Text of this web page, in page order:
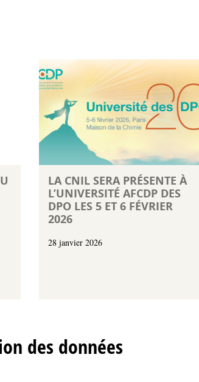
LA CNIL SERA PRÉSENTE À
L’UNIVERSITÉ AFCDP DES
DPO LES 5 ET 6 FÉVRIER
2026
28 janvier 2026
des données